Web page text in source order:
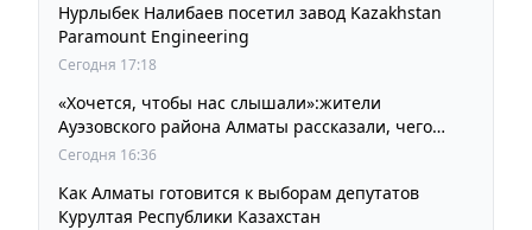
Нурлыбек Налибаев посетил завод Kazakhstan
Paramount Engineering
Сегодня 17:18
«Хочется, чтобы нас слышали»:жители
Ауэзовского района Алматы рассказали, чего
ждут от выборов депутатов Курултая
Сегодня 16:36
Как Алматы готовится к выборам депутатов
Курултая Республики Казахстан